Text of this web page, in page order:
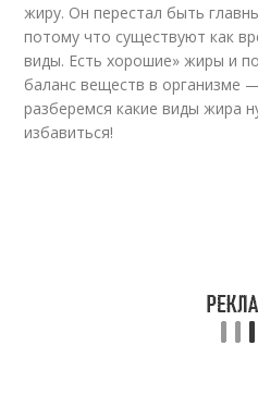
жиру. Он перестал быть
потому что существуют как
виды. Есть хорошие» жиры и
баланс веществ в организме
разберемся какие виды жира
избавиться!